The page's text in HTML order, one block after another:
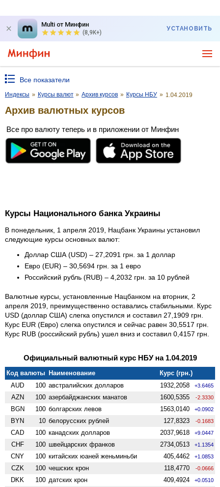
Multi от Минфин
(8,9K+)
УСТАНОВИТЬ
Все показатели
Индексы » Курсы валют » Архив курсов » Курсы НБУ » 1.04.2019
Архив валютных курсов
Все про валюту теперь и в приложении от Минфин
Курсы Национального банка Украины
В понедельник, 1 апреля 2019, Нацбанк Украины установил
следующие курсы основных валют:
Доллар США (USD) – 27,2091 грн. за 1 доллар
Евро (EUR) – 30,5694 грн. за 1 евро
Российский рубль (RUB) – 4,2032 грн. за 10 рублей
Валютные курсы, установленные Нацбанком на вторник, 2
апреля 2019, преимущественно оставались стабильными. Курс
USD (доллар США) слегка опустился и составил 27,1909 грн.
Курс EUR (Евро) слегка опустился и сейчас равен 30,5517 грн.
Курс RUB (российский рубль) ушел вниз и составил 0,4157 грн.
Официальный валютный курс НБУ на 1.04.2019
Код валюты Наименование
Курс (грн.)
AUD
100 австралийских долларов 1932,2058 +3.6465
AZN 100 азербайджанских манатов 1600,5355 -2.3330
BGN 100 болгарских левов 1563,0140 +0.0902
BYN 10 белорусских рублей 127,8323 -0.1683
CAD 100 канадских долларов 2037,9618 +9.0447
CHF 100 швейцарских франков 2734,0513 +1.1354
CNY 100 китайских юаней женьминьби 405,4462 +1.0853
CZK 100 чешских крон 118,4770 -0.0666
DKK 100 датских крон 409,4924 +0.0510